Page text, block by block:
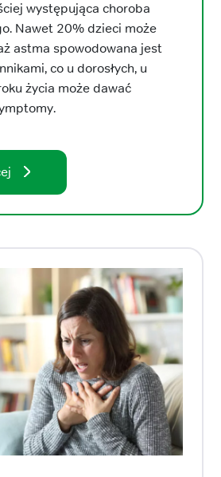
występująca choroba
Nawet 20% dzieci może
astma spowodowana jest
co u dorosłych, u
życia może dawać